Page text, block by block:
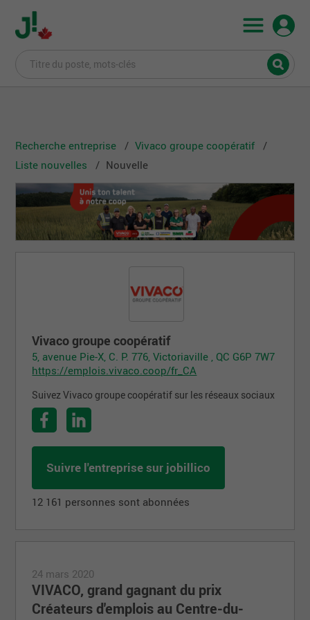
Recherche entreprise
Vivaco groupe coopératif
Liste nouvelles
Nouvelle
Vivaco groupe coopératif
5, avenue Pie-X, C. P. 776, Victoriaville , QC G6P 7W7
https://emplois.vivaco.coop/fr_CA
Suivez Vivaco groupe coopératif sur les réseaux sociaux
Suivre l'entreprise sur jobillico
12 161 personnes sont abonnées
24 mars 2020
VIVACO, grand gagnant du prix
Créateurs d'emplois au Centre-du-